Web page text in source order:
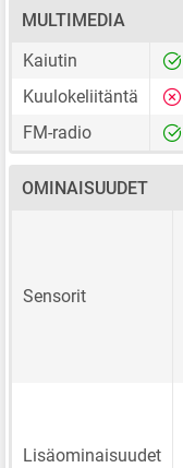
MULTIMEDIA
Kaiutin
Kuulokeliitäntä
FM-radio
OMINAISUUDET
Sensorit
Lisäominaisuudet